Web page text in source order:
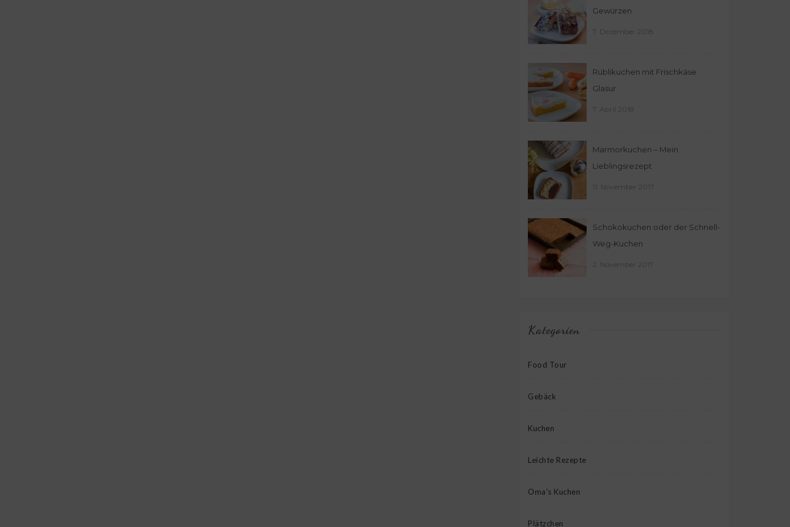
Gewürzen
7. Dezember 2018
Rüblikuchen mit Frischkäse
Glasur
7. April 2018
Marmorkuchen – Mein
Lieblingsrezept
11. November 2017
Schokokuchen oder der Schnell-
Weg-Kuchen
2. November 2017
Kategorien
Food Tour
Gebäck
Kuchen
Leichte Rezepte
Oma's Kuchen
Plätzchen